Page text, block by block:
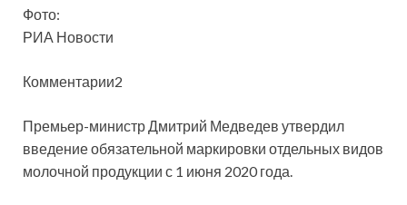
Фото:
РИА Новости
Комментарии2
Премьер-министр Дмитрий Медведев утвердил
введение обязательной маркировки отдельных видов
молочной продукции с 1 июня 2020 года.